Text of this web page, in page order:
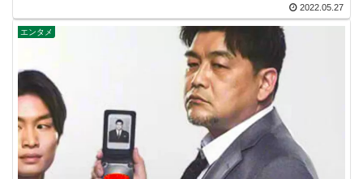
2022.05.27
エンタメ